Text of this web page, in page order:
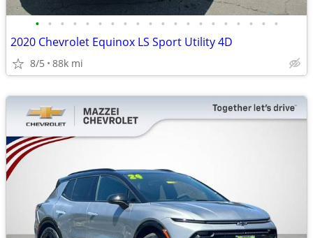
• • • • • • • • • • • • • • • • • • • •
2020 Chevrolet Equinox LS Sport Utility 4D
8/5 88k mi